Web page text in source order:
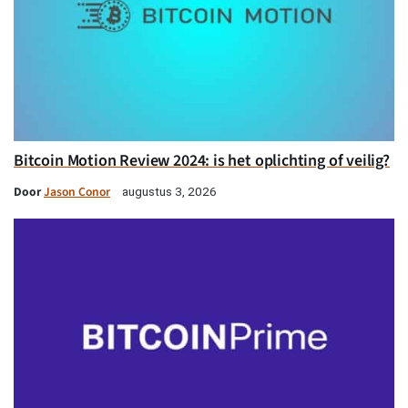
Bitcoin Motion Review 2024: is het oplichting of veilig?
DoorJason Conor augustus 3, 2026